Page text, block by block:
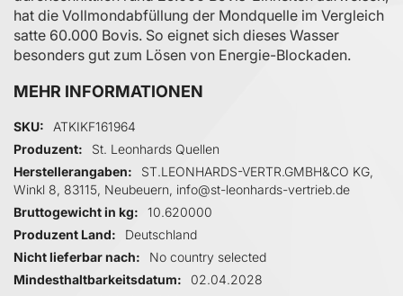
hat die Vollmondabfüllung der Mondquelle im Vergleich
satte 60.000 Bovis. So eignet sich dieses Wasser
besonders gut zum Lösen von Energie-Blockaden.
MEHR INFORMATIONEN
Mehr Informationen
SKU
ATKIKF161964
Produzent
St. Leonhards Quellen
Herstellerangaben
ST.LEONHARDS-VERTR.GMBH&CO KG,
Winkl 8, 83115, Neubeuern, info@st-leonhards-vertrieb.de
Bruttogewicht in kg
10.620000
Produzent Land
Deutschland
Nicht lieferbar nach
No country selected
Mindesthaltbarkeitsdatum
02.04.2028